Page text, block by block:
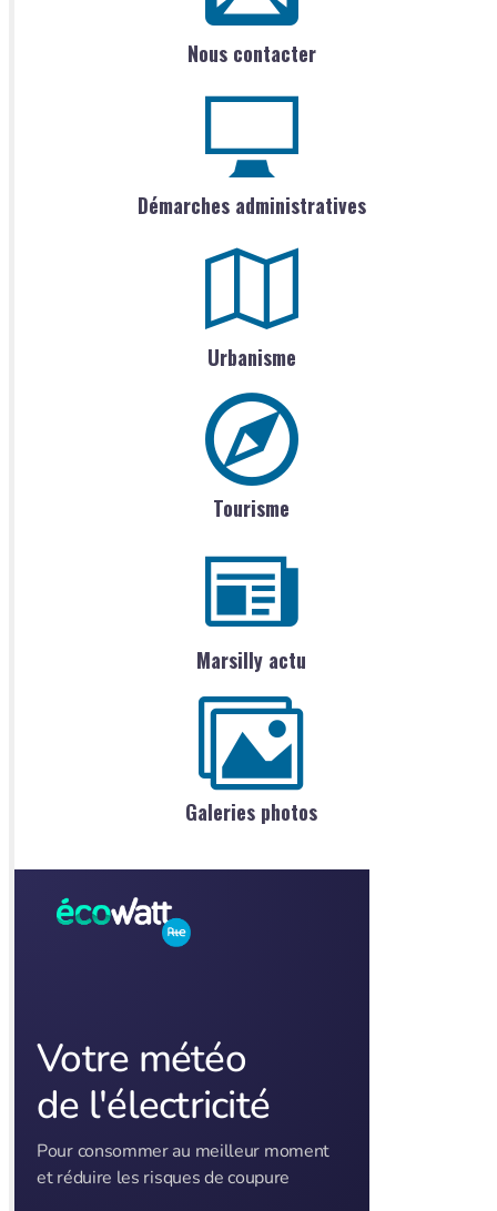
Nous contacter
Démarches administratives
Urbanisme
Tourisme
Marsilly actu
Galeries photos